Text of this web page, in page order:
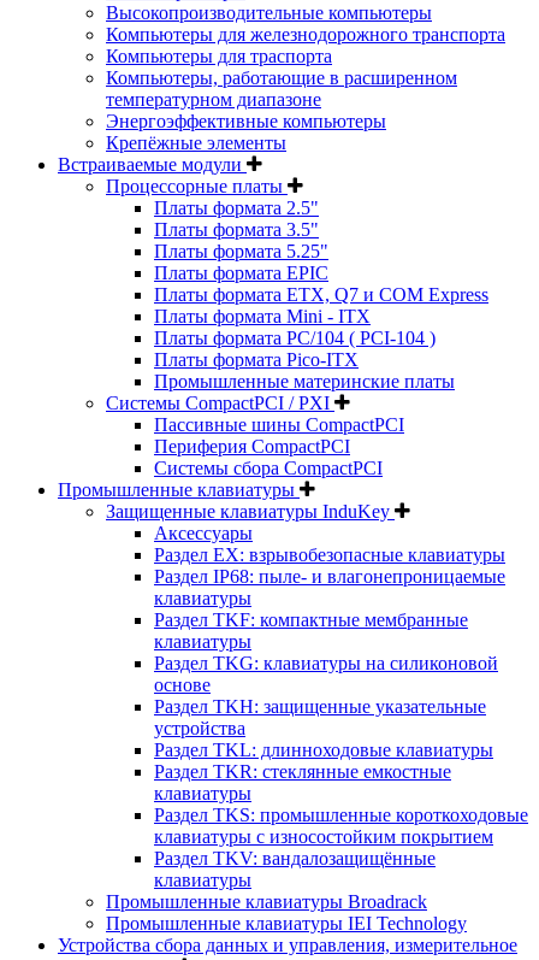
Высокопроизводительные компьютеры
Компьютеры для железнодорожного транспорта
Компьютеры для траспорта
Компьютеры, работающие в расширенном
температурном диапазоне
Энергоэффективные компьютеры
Крепёжные элементы
Встраиваемые модули
Процессорные платы
Платы формата 2.5"
Платы формата 3.5"
Платы формата 5.25"
Платы формата EPIC
Платы формата ETX, Q7 и COM Express
Платы формата Mini - ITX
Платы формата PC/104 ( PCI-104 )
Платы формата Pico-ITX
Промышленные материнские платы
Системы CompactPCI / PXI
Пассивные шины CompactPCI
Периферия CompactPCI
Системы сбора CompactPCI
Промышленные клавиатуры
Защищенные клавиатуры InduKey
Аксессуары
Раздел EX: взрывобезопасные клавиатуры
Раздел IP68: пыле- и влагонепроницаемые
клавиатуры
Раздел TKF: компактные мембранные
клавиатуры
Раздел TKG: клавиатуры на силиконовой
основе
Раздел TKH: защищенные указательные
устройства
Раздел TKL: длинноходовые клавиатуры
Раздел TKR: стеклянные емкостные
клавиатуры
Раздел TKS: промышленные короткоходовые
клавиатуры с износостойким покрытием
Раздел TKV: вандалозащищённые
клавиатуры
Промышленные клавиатуры Broadrack
Промышленные клавиатуры IEI Technology
Устройства сбора данных и управления, измерительное